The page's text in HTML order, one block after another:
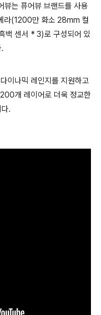
는 퓨어뷰 브랜드를 사용
라(1200만 화소 28mm 컬
센서 * 3)로 구성되어 있
이나믹 레인지를 지원하고
개 레이어로 더욱 정교한
.